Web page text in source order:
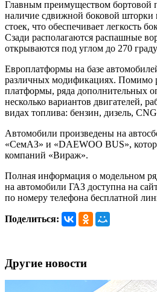
Главным преимуществом бортовой
наличие сдвижной боковой шторки
стоек, что обеспечивает легкость
Сзади располагаются распашные
открываются под углом до 270
Европлатформы на базе
различных модификациях. Помимо
платформы, ряда дополнительных
несколько вариантов двигателей,
видах топлива: бензин, дизель,
Автомобили произведены на
«СемАЗ» и «DAEWOO BUS»,
компаний «Вираж».
Полная информация о модельном
на автомобили ГАЗ доступна на
по номеру телефона бесплатной
Поделиться:
Другие новости